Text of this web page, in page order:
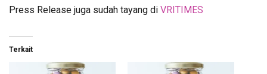
Press Release juga sudah tayang di VRITIMES
Terkait